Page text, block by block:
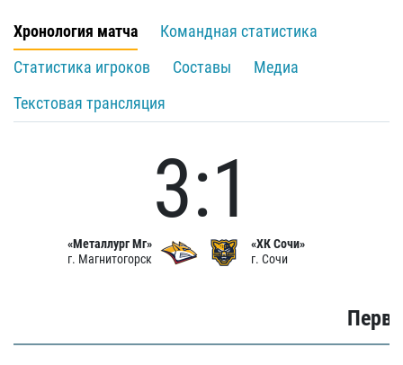
Хронология матча
Командная статистика
Статистика игроков
Составы
Медиа
Текстовая трансляция
«Металлург Мг»
г. Магнитогорск
3:1
«ХК Сочи»
г. Сочи